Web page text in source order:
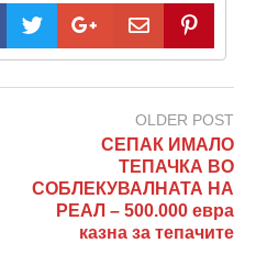
OLDER POST
СЕПАК ИМАЛО
ТЕПАЧКА ВО
СОБЛЕКУВАЛНАТА НА
РЕАЛ – 500.000 евра
казна за тепачите